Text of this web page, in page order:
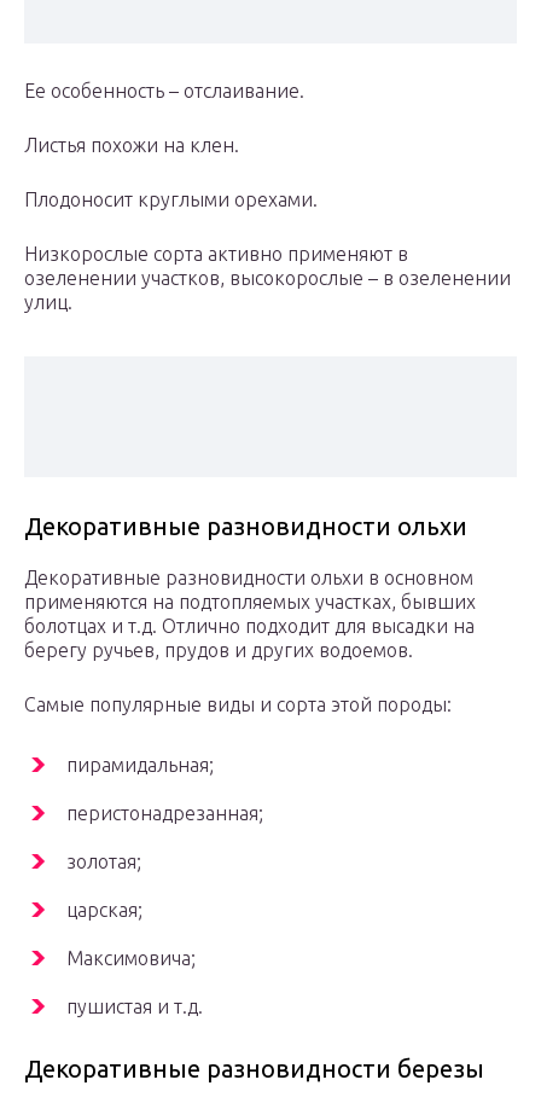
Ее особенность – отслаивание.
Листья похожи на клен.
Плодоносит круглыми орехами.
Низкорослые сорта активно применяют в
озеленении участков, высокорослые – в озеленении
улиц.
Декоративные разновидности ольхи
Декоративные разновидности ольхи в основном
применяются на подтопляемых участках, бывших
болотцах и т.д. Отлично подходит для высадки на
берегу ручьев, прудов и других водоемов.
Самые популярные виды и сорта этой породы:
пирамидальная;
перистонадрезанная;
золотая;
царская;
Максимовича;
пушистая и т.д.
Декоративные разновидности березы